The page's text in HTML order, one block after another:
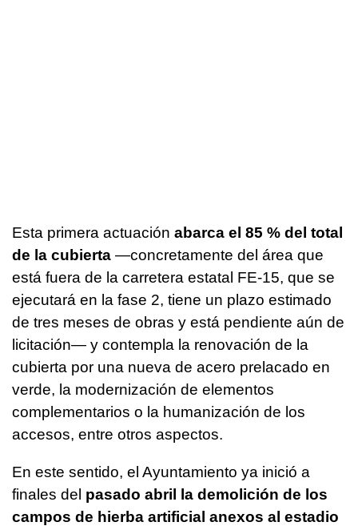
Esta primera actuación abarca el 85 % del total
de la cubierta —concretamente del área que
está fuera de la carretera estatal FE-15, que se
ejecutará en la fase 2, tiene un plazo estimado
de tres meses de obras y está pendiente aún de
licitación— y contempla la renovación de la
cubierta por una nueva de acero prelacado en
verde, la modernización de elementos
complementarios o la humanización de los
accesos, entre otros aspectos.
En este sentido, el Ayuntamiento ya inició a
finales del pasado abril la demolición de los
campos de hierba artificial anexos al estadio